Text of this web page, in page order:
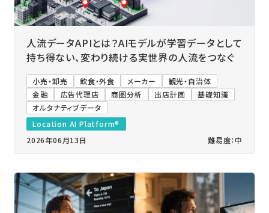
人流データAPIとは？AIモデルが学習データとして
持ち得ない、変わり続ける実世界の人流をつなぐ
小売・卸売 飲食・外食 メーカー
観光・自治体
金融
広告代理店 商圏分析 出店計画
基礎知識
オルタナティブデータ
Location AI Platform®
2026年06月13日
難易度：中